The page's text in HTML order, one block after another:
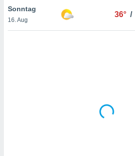
Sonntag
16. Aug
36° /